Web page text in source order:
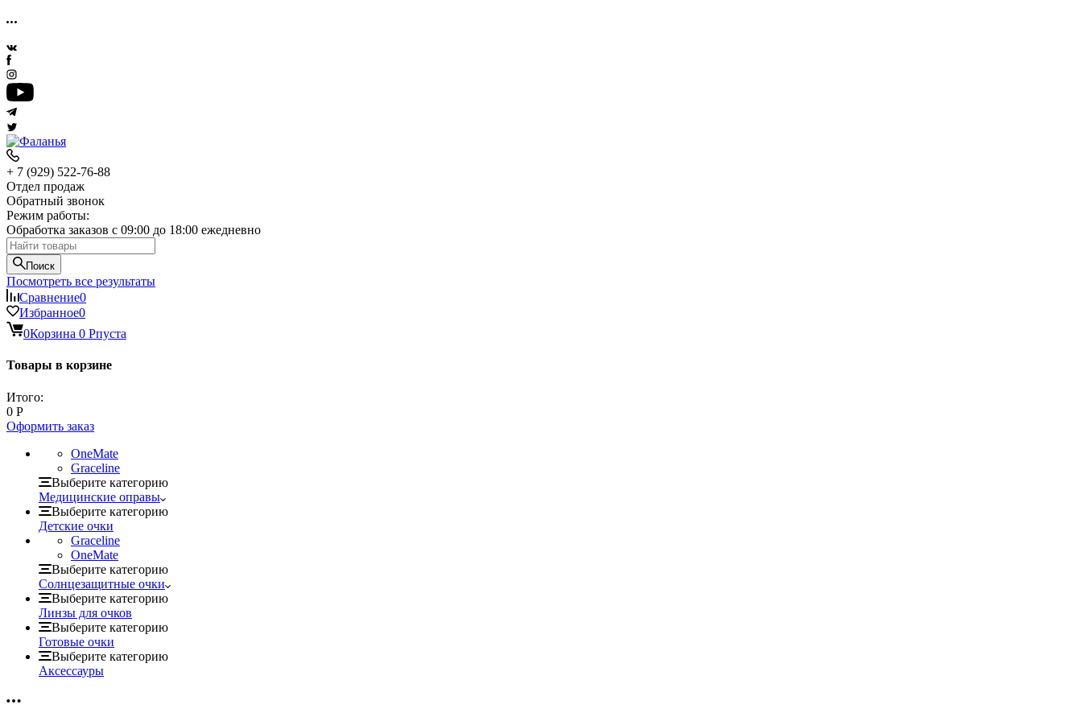
+ 7 (929) 522-76-88
Отдел продаж
Обратный звонок
Режим работы:
Обработка заказов с 09:00 до 18:00 ежедневно
Поиск
Посмотреть все результаты
Сравнение0
Избранное0
0Корзина 0 Рпуста
Товары в корзине
Итого:
0 Р
Оформить заказ
OneMate
Graceline
Выберите категорию
Медицинские оправы
Выберите категорию
Детские очки
Graceline
OneMate
Выберите категорию
Солнцезащитные очки
Выберите категорию
Линзы для очков
Выберите категорию
Готовые очки
Выберите категорию
Аксессауры